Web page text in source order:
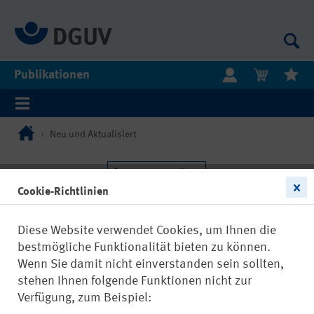
Publikationen
Neu und Aktualisiert
Cookie-Richtlinien
Diese Website verwendet Cookies, um Ihnen die
bestmögliche Funktionalität bieten zu können.
Wenn Sie damit nicht einverstanden sein sollten,
stehen Ihnen folgende Funktionen nicht zur
Verfügung, zum Beispiel: